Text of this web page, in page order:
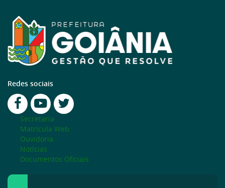
Redes sociais
Secretaria
Matrícula Web
Ouvidoria
Notícias
Documentos Oficiais